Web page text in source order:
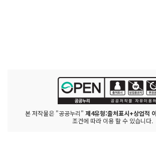
본 저작물은 "공공누리" 제4유형:출처표시+상업적
조건에 따라 이용 할 수 있습니다.